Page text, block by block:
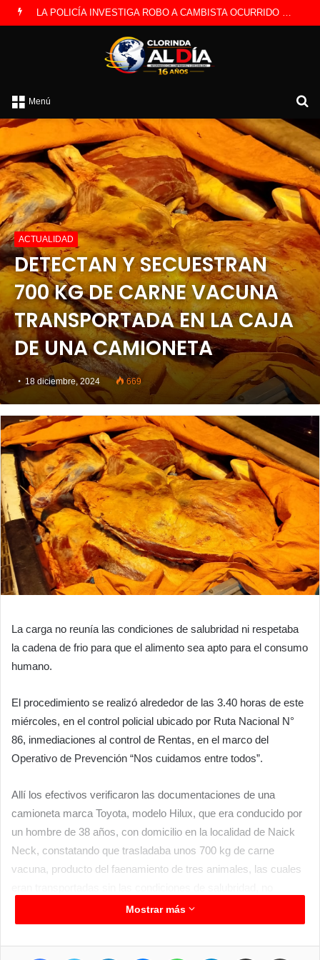
PREOCUPACIÓN POR MOTOS QUE CIRCULAN SIN ILUMINACIÓN
Menú
ACTUALIDAD
DETECTAN Y SECUESTRAN
700 KG DE CARNE VACUNA
TRANSPORTADA EN LA CAJA
DE UNA CAMIONETA
18 diciembre, 2024 669
La carga no reunía las condiciones de salubridad ni respetaba
la cadena de frio para que el alimento sea apto para el consumo
humano.
El procedimiento se realizó alrededor de las 3.40 horas de este
miércoles, en el control policial ubicado por Ruta Nacional N°
86, inmediaciones al control de Rentas, en el marco del
Operativo de Prevención “Nos cuidamos entre todos”.
Allí los efectivos verificaron las documentaciones de una
camioneta marca Toyota, modelo Hilux, que era conducido por
un hombre de 38 años, con domicilio en la localidad de Naick
Neck, constatando que trasladaba unos 700 kg de carne
vacuna, producto del faenamiento de tres animales, las cuales
respetando la cadena de frío y en un vehículo no apto para el
transporte del alimento.
Mostrar más